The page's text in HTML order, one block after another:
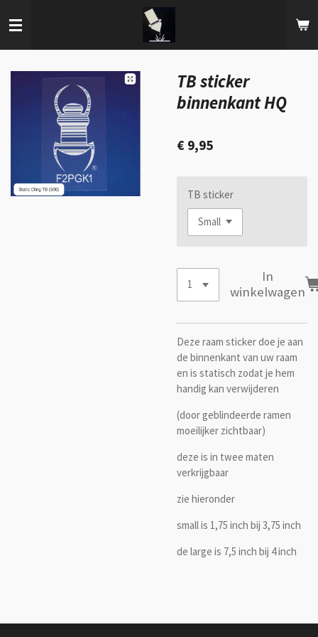
direct
hoofdinhoud
TB sticker
binnenkant HQ
€ 9,95
TB sticker
In
winkelwagen
Deze raam sticker doe je aan
de binnenkant van uw raam
en is statisch zodat je hem
handig kan verwijderen
(door geblindeerde ramen
moeilijker zichtbaar)
deze is in twee maten
verkrijgbaar
zie hieronder
small is 1,75 inch bij 3,75 inch
de large is 7,5 inch bij 4 inch